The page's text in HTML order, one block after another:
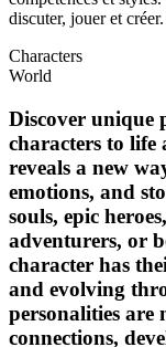
discuter, jouer et créer.
Characters
World
Discover unique
characters to life
reveals a new
emotions, and
souls, epic
adventurers, or
character has
and evolving
personalities are
connections,